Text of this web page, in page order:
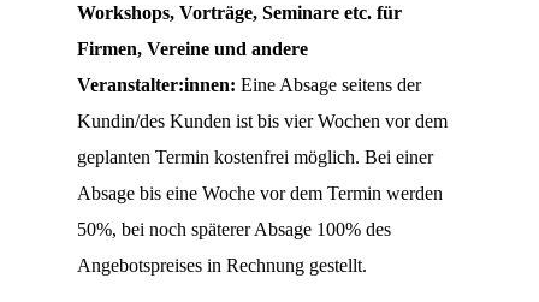
Workshops, Vorträge, Seminare etc. für
Firmen, Vereine und andere
Veranstalter:innen:Eine Absage seitens der
Kundin/des Kunden ist bis vier Wochen vor dem
geplanten Termin kostenfrei möglich. Bei einer
Absage bis eine Woche vor dem Termin werden
50%, bei noch späterer Absage 100% des
Angebotspreises in Rechnung gestellt.